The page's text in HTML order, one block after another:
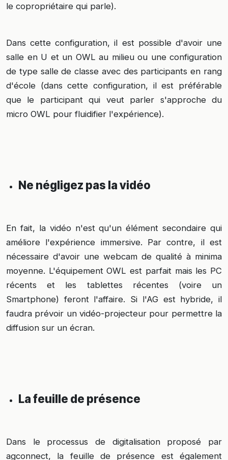
le copropriétaire qui parle).
Dans cette configuration, il est possible d'avoir une
salle en U et un OWL au milieu ou une configuration
de type salle de classe avec des participants en rang
d'école (dans cette configuration, il est préférable
que le participant qui veut parler s'approche du
micro OWL pour fluidifier l'expérience).
Ne négligez pas la vidéo
En fait, la vidéo n'est qu'un élément secondaire qui
améliore l'expérience immersive. Par contre, il est
nécessaire d'avoir une webcam de qualité à minima
moyenne. L'équipement OWL est parfait mais les PC
récents et les tablettes récentes (voire un
Smartphone) feront l'affaire. Si l'AG est hybride, il
faudra prévoir un vidéo-projecteur pour permettre la
diffusion sur un écran.
La feuille de présence
Dans le processus de digitalisation proposé par
agconnect, la feuille de présence est également